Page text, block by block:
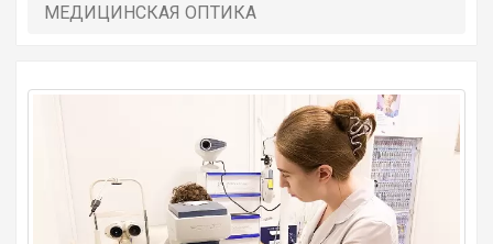
МЕДИЦИНСКАЯ ОПТИКА